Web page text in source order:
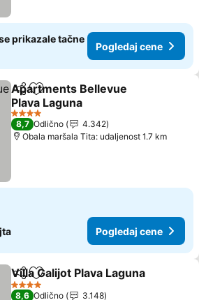
prikazale tačne
Pogledaj cene
Deli Dodati u favorite
Apartments Bellevue
Plava Laguna
Pogledaj cene
4 Zvezdice
8,7 Odlično
4.342
Obala maršala Tita: udaljenost 1.7 km
Pogledaj cene
Deli Dodati u favorite
Villa Galijot Plava Laguna
4 Zvezdice
8,6 Odlično 3.148